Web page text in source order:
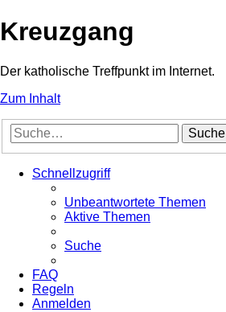
Kreuzgang
Der katholische Treffpunkt im Internet.
Zum Inhalt
Suche
Schnellzugriff
Unbeantwortete Themen
Aktive Themen
Suche
FAQ
Regeln
Anmelden